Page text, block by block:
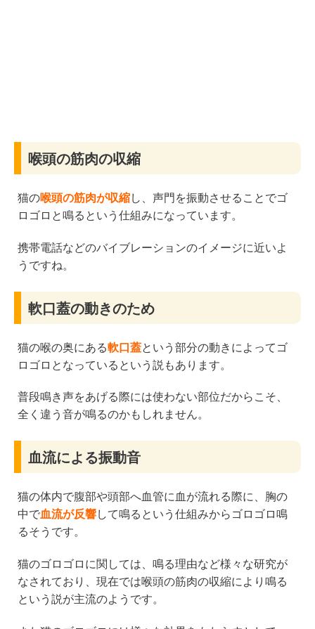
喉頭の筋肉の収縮
猫の喉頭の筋肉が収縮し、声門を振動させることでゴ
ロゴロと鳴るという仕組みになっています。
携帯電話などのバイブレーションのイメージに近いよ
うですね。
軟口蓋の動きのため
猫の喉の奥にある軟口蓋という部分の動きによってゴ
ロゴロとなっているという説もあります。
普段鳴き声をあげる際には使わない部位だからこそ、
全く違う音が鳴るのかもしれません。
血流による振動音
猫の体内で腹部や頭部へ血管に血が流れる際に、胸の
中で血流が反響して鳴るという仕組みからゴロゴロ鳴
るそうです。
猫のゴロゴロに関しては、鳴る理由など様々な研究が
なされており、現在では喉頭の筋肉の収縮により鳴る
という説が主流のようです。